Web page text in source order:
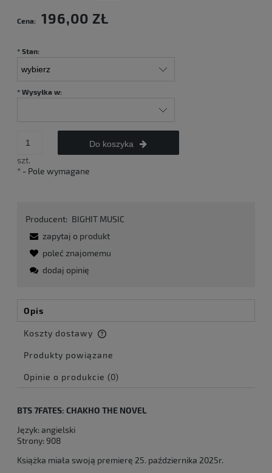
Cena: 196,00 ZŁ
* Stan:
* Wysyłka w:
szt.
Do koszyka
* - Pole wymagane
Producent: BIGHIT MUSIC
zapytaj o produkt
poleć znajomemu
dodaj opinię
Opis
Koszty dostawy
Cena nie zawiera ewentualnych kosztów płatności
Produkty powiązane
Opinie o produkcie (0)
BTS 7FATES: CHAKHO THE NOVEL
Język: angielski
Strony: 908
Książka miała swoją premierę 25. października 2025r.